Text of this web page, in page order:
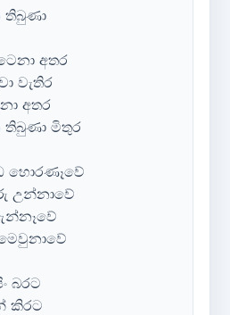
තිබුණා
අතර
වැතිර
අතර
මිතුර
හොරණෑවේ
උන්නාවේ
බරට
කිරට